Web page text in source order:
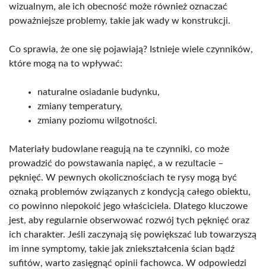
wizualnym, ale ich obecność może również oznaczać
poważniejsze problemy, takie jak wady w konstrukcji.
Co sprawia, że one się pojawiają? Istnieje wiele czynników,
które mogą na to wpływać:
naturalne osiadanie budynku,
zmiany temperatury,
zmiany poziomu wilgotności.
Materiały budowlane reagują na te czynniki, co może
prowadzić do powstawania napięć, a w rezultacie –
pęknięć. W pewnych okolicznościach te rysy mogą być
oznaką problemów związanych z kondycją całego obiektu,
co powinno niepokoić jego właściciela. Dlatego kluczowe
jest, aby regularnie obserwować rozwój tych pęknięć oraz
ich charakter. Jeśli zaczynają się powiększać lub towarzyszą
im inne symptomy, takie jak zniekształcenia ścian bądź
sufitów, warto zasięgnąć opinii fachowca. W odpowiedzi